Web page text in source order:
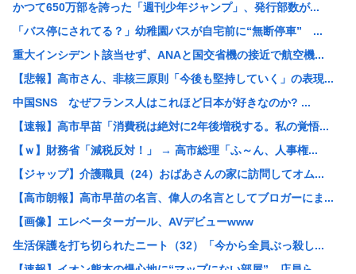
かつて650万部を誇った「週刊少年ジャンプ」、発行部数が...
「バス停にされてる？」幼稚園バスが自宅前に“無断停車” ...
重大インシデント該当せず、ANAと国交省機の接近で航空機...
【悲報】高市さん、非核三原則「今後も堅持していく」の表現...
中国SNS なぜフランス人はこれほど日本が好きなのか? ...
【速報】高市早苗「消費税は絶対に2年後増税する。私の覚悟...
【ｗ】財務省「減税反対！」 → 高市総理「ふ～ん、人事権...
【ジャップ】介護職員（24）おばあさんの家に訪問してオム...
【高市朗報】高市早苗の名言、偉人の名言としてブロガーにま...
【画像】エレベーターガール、AVデビューwww
生活保護を打ち切られたニート（32）「今から全員ぶっ殺し...
【速報】イオン熊本の爆心地に“マップにない部屋” 店員ら...